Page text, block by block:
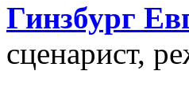
Гинзбург
сценарист,